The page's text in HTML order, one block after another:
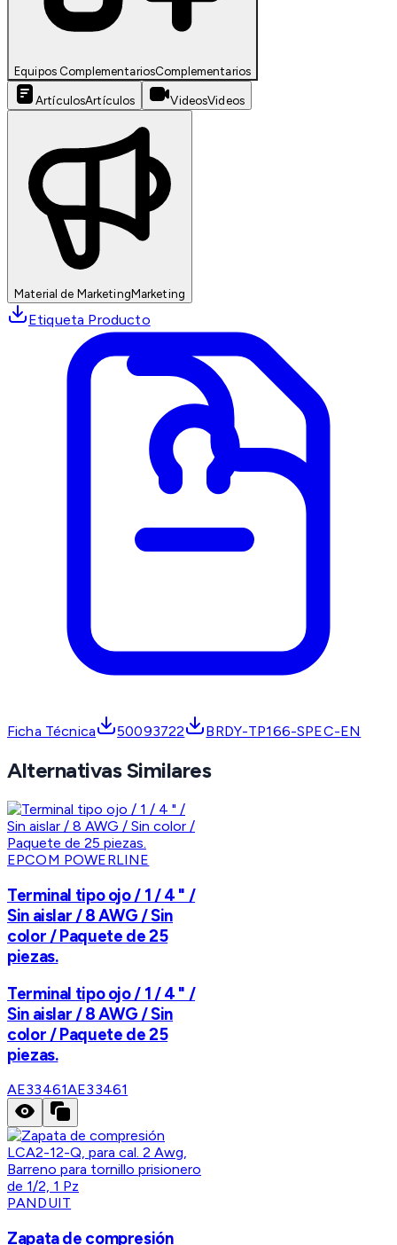
Equipos ComplementariosComplementarios
ArtículosArtículos VideosVideos
Material de MarketingMarketing
Etiqueta Producto
Ficha Técnica 50093722 BRDY-TP166-SPEC-EN
Alternativas Similares
EPCOM POWERLINE
Terminal tipo ojo / 1 / 4 " /
Sin aislar / 8 AWG / Sin
color / Paquete de 25
piezas.
Terminal tipo ojo / 1 / 4 " /
Sin aislar / 8 AWG / Sin
color / Paquete de 25
piezas.
AE33461AE33461
PANDUIT
Zapata de compresión